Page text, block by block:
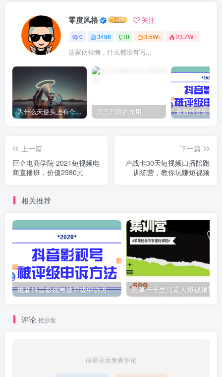
零度风格 关注
0 3498 0 3.5W+ 23.2W+
这家伙很懒，什么都没有写...
为什么天使头上有个圈？ 第三只眼的作用
上一篇
巨企电商学院·2021短视频电
商直播班，价值2980元
下一篇
卢战卡30天短视频口播陪跑
训练营，教你玩赚短视频
相关推荐
最新抖音影视号被评级申诉方法视频教程
评论 抢沙发
请登录后发表评论